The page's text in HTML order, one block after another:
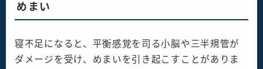
めまい
寝不足になると、平衡感覚を司る小脳や三半規管が
ダメージを受け、めまいを引き起こすことがありま